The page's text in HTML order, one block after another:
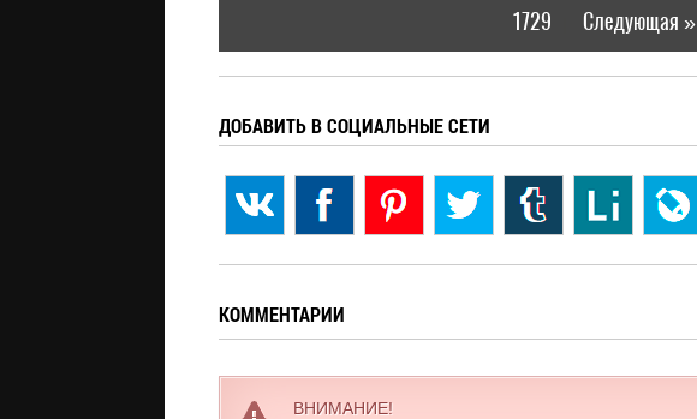
1729 Следующая »
ДОБАВИТЬ В СОЦИАЛЬНЫЕ СЕТИ
КОММЕНТАРИИ
ВНИМАНИЕ!